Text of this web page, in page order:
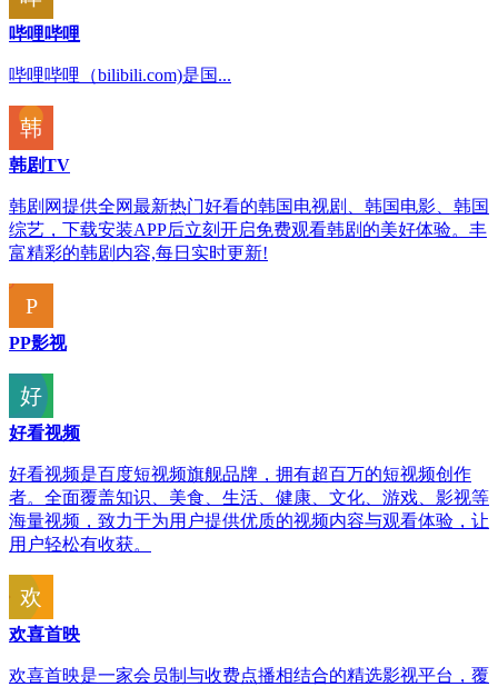
哔哩哔哩
哔哩哔哩（bilibili.com)是国...
韩剧TV
韩剧网提供全网最新热门好看的韩国电视剧、韩国电影、韩国
综艺，下载安装APP后立刻开启免费观看韩剧的美好体验。丰
富精彩的韩剧内容,每日实时更新!
PP影视
好看视频
好看视频是百度短视频旗舰品牌，拥有超百万的短视频创作
者。全面覆盖知识、美食、生活、健康、文化、游戏、影视等
海量视频，致力于为用户提供优质的视频内容与观看体验，让
用户轻松有收获。
欢喜首映
欢喜首映是一家会员制与收费点播相结合的精选影视平台，覆